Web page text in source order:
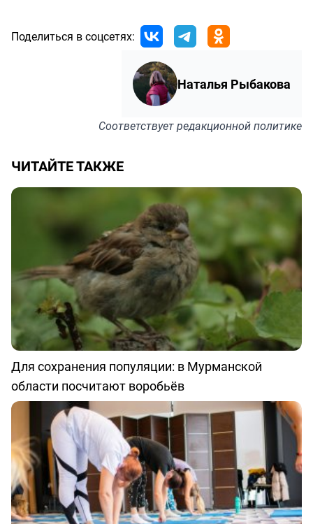
Поделиться в соцсетях:
Наталья Рыбакова
Соответствуетредакционной политике
ЧИТАЙТЕ ТАКЖЕ
Для сохранения популяции: в Мурманской
области посчитают воробьёв